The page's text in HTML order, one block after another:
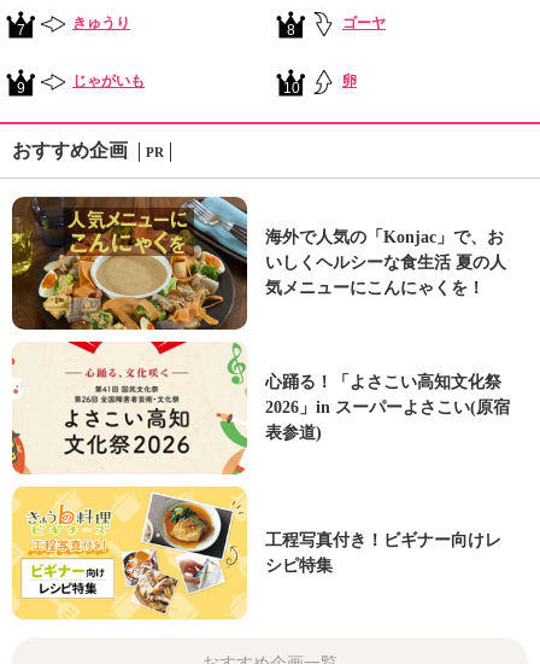
7 きゅうり 8 ゴーヤ
9 じゃがいも 10 卵
おすすめ企画 PR
海外で人気の「Konjac」で、お
いしくヘルシーな食生活 夏の人
気メニューにこんにゃくを！
心踊る！「よさこい高知文化祭
2026」in スーパーよさこい(原宿
表参道)
工程写真付き！ビギナー向けレ
シピ特集